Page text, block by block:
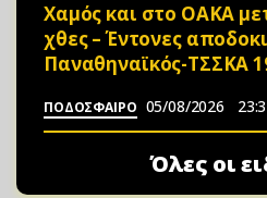
Χαμός και στο ΟΑΚΑ
χθες – Έντονες
Παναθηναϊκός-ΤΣΣΚΑ
ΠΟΔΟΣΦΑΙΡΟ 05/08/2026
Όλες οι